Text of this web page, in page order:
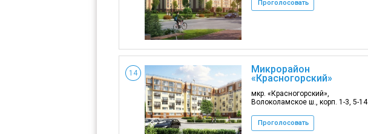
Проголосовать
14 Микрорайон
«Красногорский»
мкр. «Красногорский»,
Волоколамское ш., корп. 1-3, 5-14
Проголосовать